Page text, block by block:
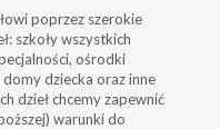
poprzez szerokie
szkoły wszystkich
ośrodki
dziecka oraz inne
dzieł chcemy zapewnić
warunki do